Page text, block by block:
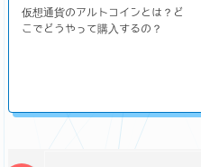
仮想通貨のアルトコインとは？ど
こでどうやって購入するの？